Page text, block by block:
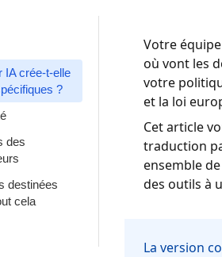
IA crée-t-elle
?
des
destinées
cela
Votre
où vont les
votre
et la loi
Cet article
traduction
ensemble
des outils à
La version